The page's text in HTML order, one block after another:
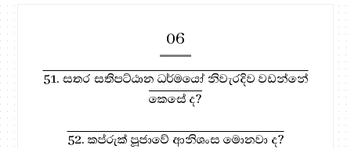
06
51. සතර සතිපට්ඨාන ධර්මයෝ නිවැරදිව වඩන්නේ
කෙසේ ද?
52. කප්රුක් පූජාවේ ආනිශංස මොනවා ද?